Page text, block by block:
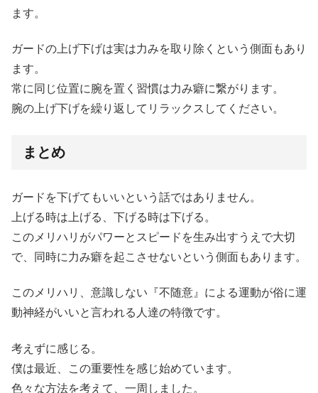
ます。
ガードの上げ下げは実は力みを取り除くという側面もあり
ます。
常に同じ位置に腕を置く習慣は力み癖に繋がります。
腕の上げ下げを繰り返してリラックスしてください。
まとめ
ガードを下げてもいいという話ではありません。
上げる時は上げる、下げる時は下げる。
このメリハリがパワーとスピードを生み出すうえで大切
で、同時に力み癖を起こさせないという側面もあります。
このメリハリ、意識しない『不随意』による運動が俗に運
動神経がいいと言われる人達の特徴です。
考えずに感じる。
僕は最近、この重要性を感じ始めています。
色々な方法を考えて、一周しました。